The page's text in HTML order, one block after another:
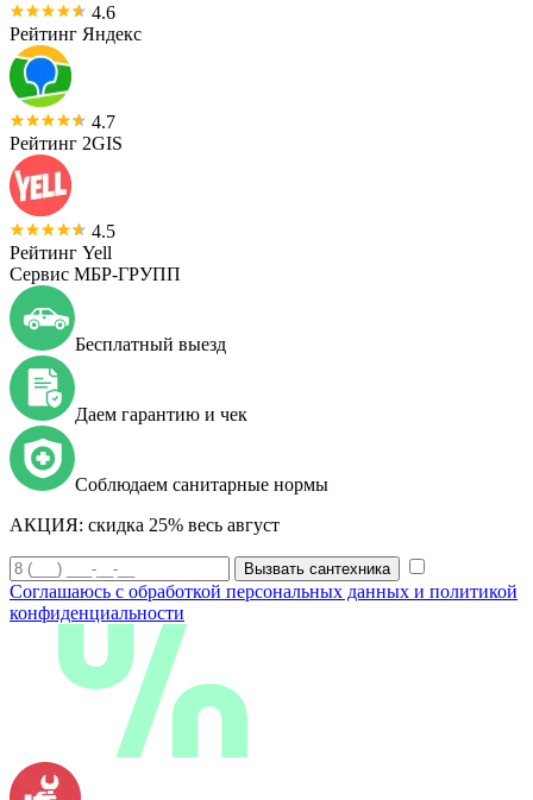
4.6
Рейтинг Яндекс
4.7
Рейтинг 2GIS
4.5
Рейтинг Yell
Сервис МБР-ГРУПП
Бесплатный выезд
Даем гарантию и чек
Соблюдаем санитарные нормы
АКЦИЯ: скидка 25% весь август
Вызвать сантехника
Соглашаюсь с обработкой персональных данных и политикой
конфиденциальности